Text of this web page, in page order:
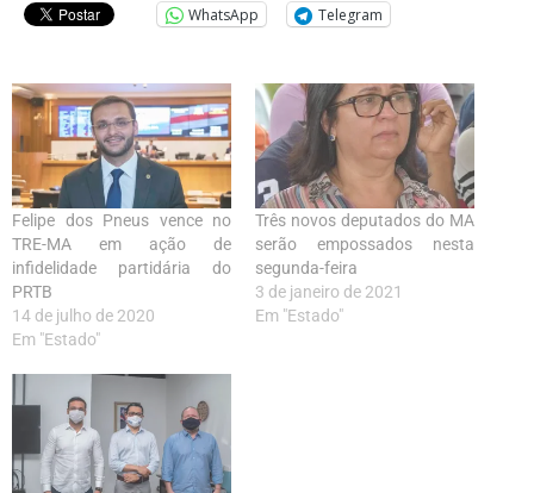
WhatsApp Telegram
Felipe dos Pneus vence no
TRE-MA em ação de
infidelidade partidária do
PRTB
14 de julho de 2020
Em "Estado"
Três novos deputados do MA
serão empossados nesta
segunda-feira
3 de janeiro de 2021
Em "Estado"